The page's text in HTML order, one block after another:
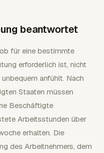
beantwortet
für eine bestimmte
erforderlich ist, nicht
anfühlt. Nach
Staaten müssen
Beschäftigte
Arbeitsstunden über
erhalten. Die
des Arbeitnehmers, dem